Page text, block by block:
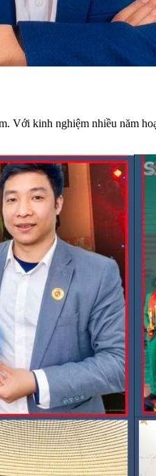
kinh nghiệm nhiều năm